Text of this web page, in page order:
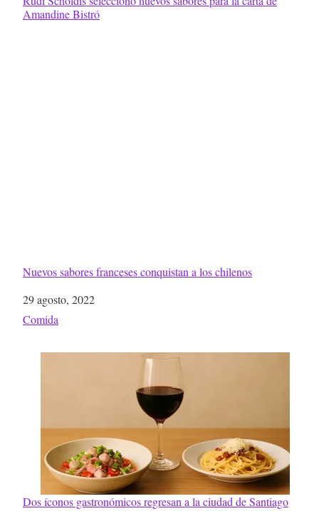
Nuevos sabores franceses conquistan a los chilenos
Fecha
29 agosto, 2022
Respecto a
Comida
Dos íconos gastronómicos regresan a la ciudad de Santiago